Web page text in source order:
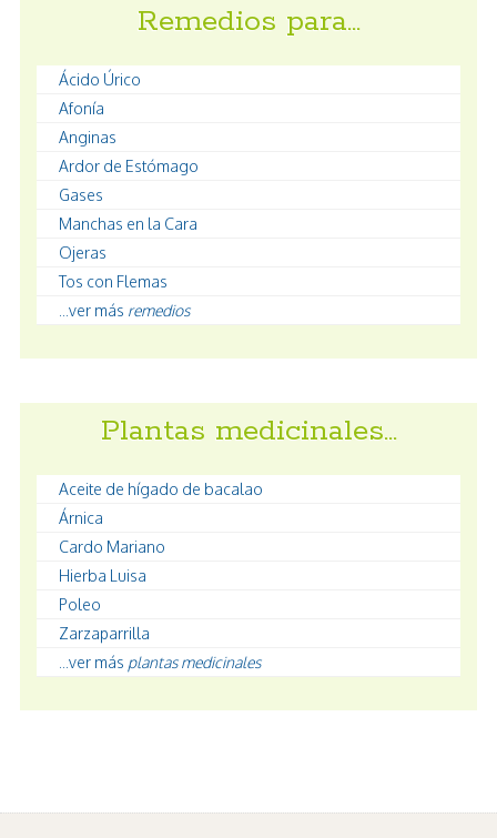
Remedios para…
Ácido Úrico
Afonía
Anginas
Ardor de Estómago
Gases
Manchas en la Cara
Ojeras
Tos con Flemas
...ver más remedios
Plantas medicinales…
Aceite de hígado de bacalao
Árnica
Cardo Mariano
Hierba Luisa
Poleo
Zarzaparrilla
...ver más plantas medicinales